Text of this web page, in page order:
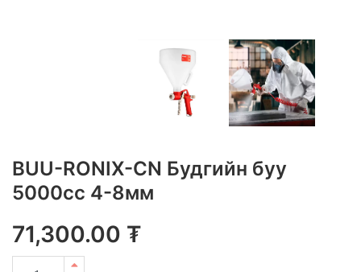
BUU-RONIX-CN Будгийн буу
5000cc 4-8мм
71,300.00 ₮